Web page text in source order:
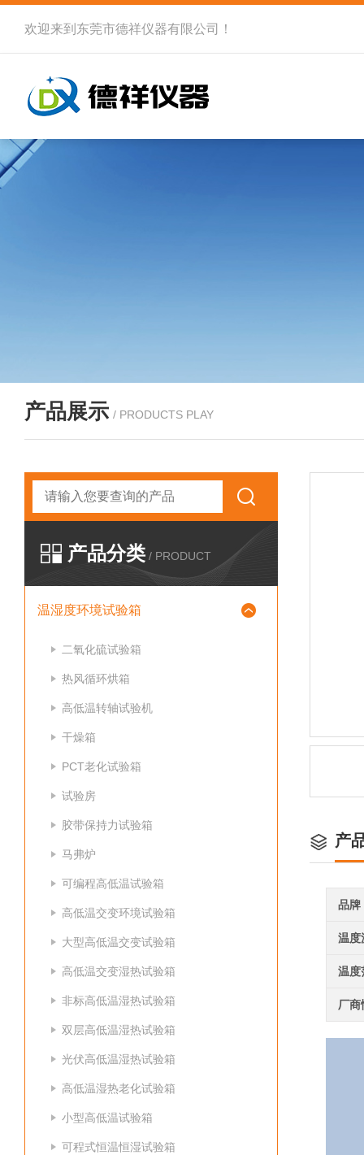
欢迎来到 东莞市德祥仪器有限公司 ！
产品展示 / PRODUCTS PLAY
产品分类 / PRODUCT
温湿度环境试验箱
二氧化硫试验箱
热风循环烘箱
高低温转轴试验机
干燥箱
PCT老化试验箱
试验房
胶带保持力试验箱
马弗炉
可编程高低温试验箱
高低温交变环境试验箱
大型高低温交变试验箱
高低温交变湿热试验箱
非标高低温湿热试验箱
双层高低温湿热试验箱
光伏高低温湿热试验箱
高低温湿热老化试验箱
小型高低温试验箱
可程式恒温恒湿试验箱
产
品牌
温度
温度
厂商